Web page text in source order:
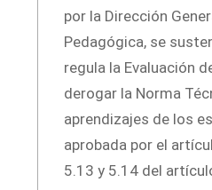
por la Dirección
Pedagógica, se
regula la Evaluación
derogar la Norma
aprendizajes de los
aprobada por el
5.13 y 5.14 del